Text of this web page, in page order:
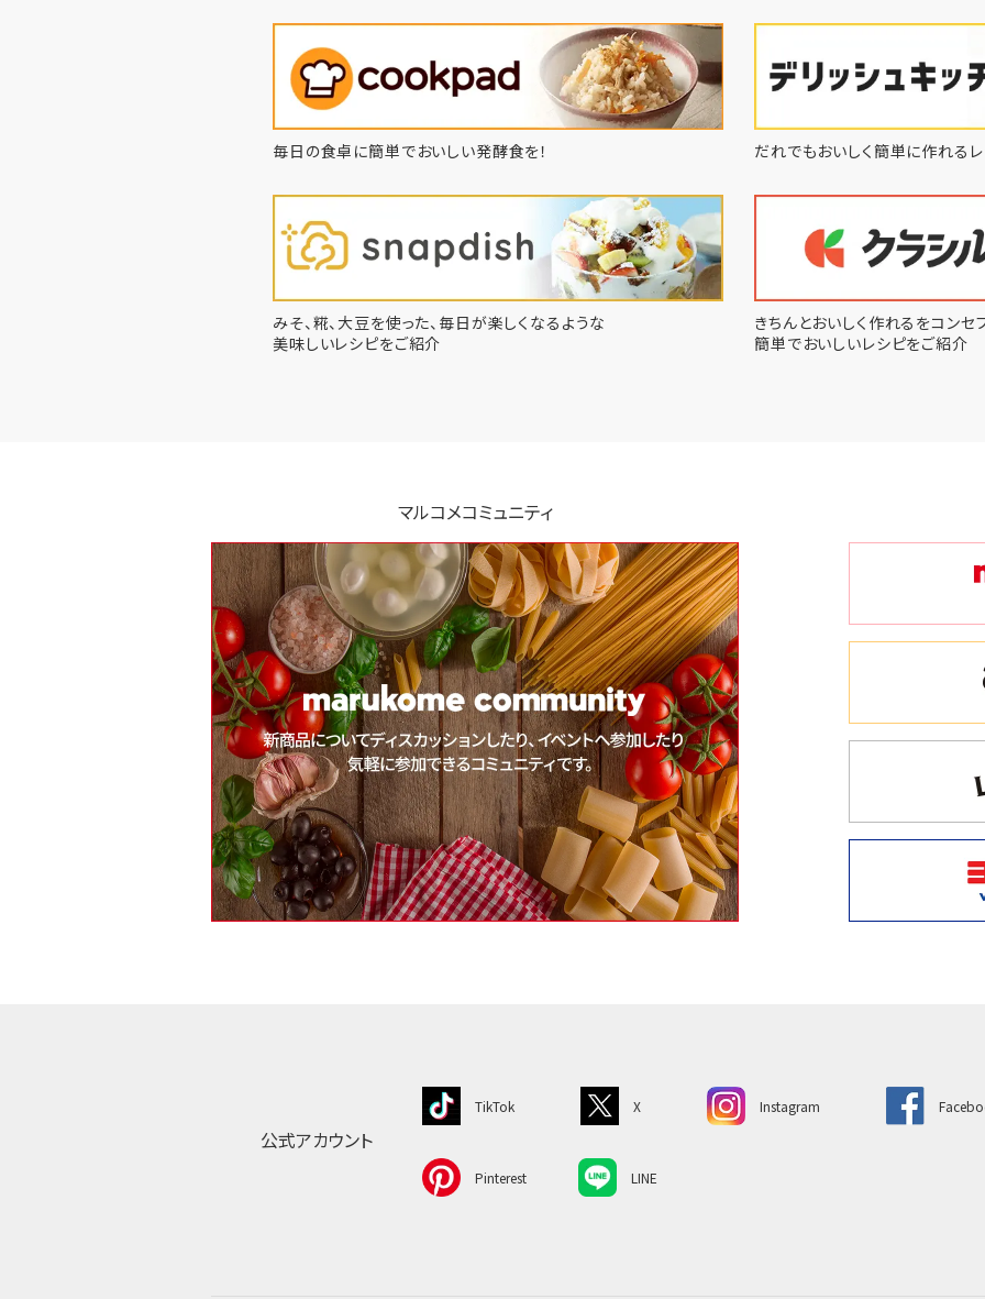
毎日の食卓に簡単でおいしい発酵食を！ だれでもおいしく簡単に作れる
みそ、糀、大豆を使った、毎日が楽しくなるような
美味しいレシピをご紹介
きちんとおいしく作れるをコンセ
簡単でおいしいレシピをご紹介
マルコメコミュニティ
公式アカウント
TikTok X Instagram
Pinterest LINE